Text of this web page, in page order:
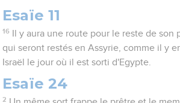
Esaïe 11
16
Il y aura une route pour le reste de son
qui seront restés en Assyrie, comme il y
Israël le jour où il est sorti d'Egypte.
Esaïe 24
2